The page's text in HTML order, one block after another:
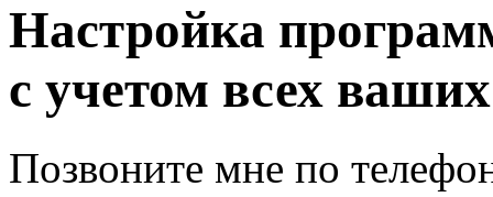
Настройка
с учетом всех
Позвоните мне по